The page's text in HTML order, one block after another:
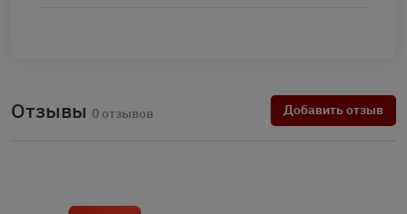
Отзывы 0 отзывов Добавить отзыв